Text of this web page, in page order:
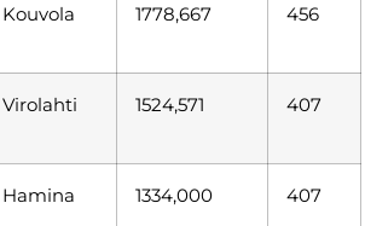
Kouvola 1778,667 456
Virolahti 1524,571 407
Hamina 1334,000 407